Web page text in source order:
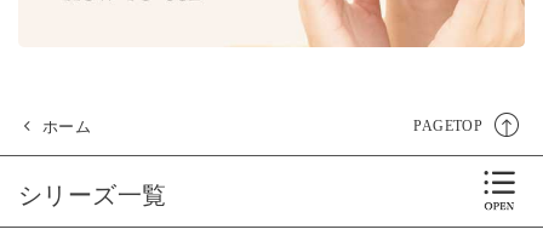
ホーム PAGETOP
シリーズ一覧